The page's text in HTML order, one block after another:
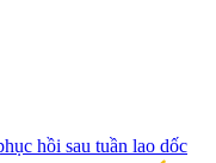
hồi sau tuần lao dốc